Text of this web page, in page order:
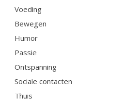
Voeding
Bewegen
Humor
Passie
Ontspanning
Sociale contacten
Thuis